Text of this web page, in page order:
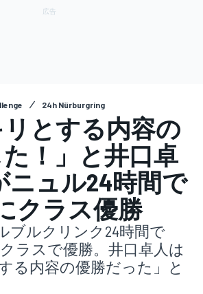
24h Nürburgring
リとする内容の
！」と井口卓
ニュル24時間で
クラス優勝
ブルクリンク24時間で
クラスで優勝。井口卓人は
る内容の優勝だった」と